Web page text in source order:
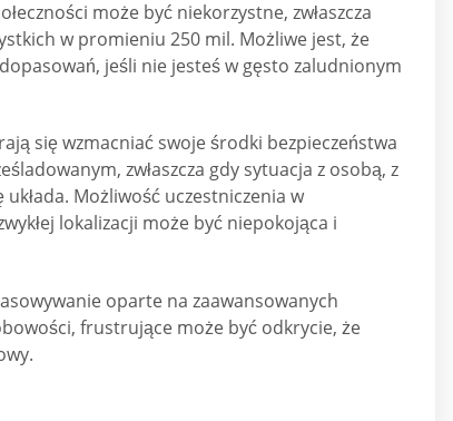
może być niekorzystne, zwłaszcza
w promieniu 250 mil. Możliwe jest, że
jeśli nie jesteś w gęsto zaludnionym
się wzmacniać swoje środki bezpieczeństwa
zwłaszcza gdy sytuacja z osobą, z
układa. Możliwość uczestniczenia w
lokalizacji może być niepokojąca i
oparte na zaawansowanych
frustrujące może być odkrycie, że